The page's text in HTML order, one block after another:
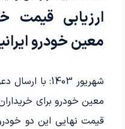
ارزیابی قیمت
معین خودرو
شهریور 1403:
معین خودرو برای